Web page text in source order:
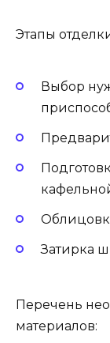
Этапы
Выбор
Затирка
Перечень
материалов: